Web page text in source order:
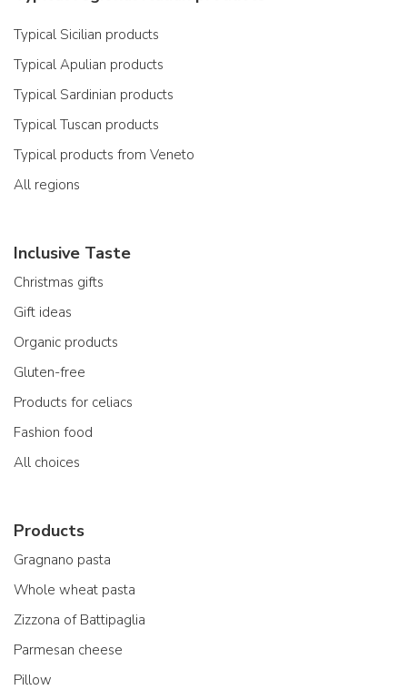
Typical Sicilian products
Typical Apulian products
Typical Sardinian products
Typical Tuscan products
Typical products from Veneto
All regions
Inclusive Taste
Christmas gifts
Gift ideas
Organic products
Gluten-free
Products for celiacs
Fashion food
All choices
Products
Gragnano pasta
Whole wheat pasta
Zizzona of Battipaglia
Parmesan cheese
Pillow